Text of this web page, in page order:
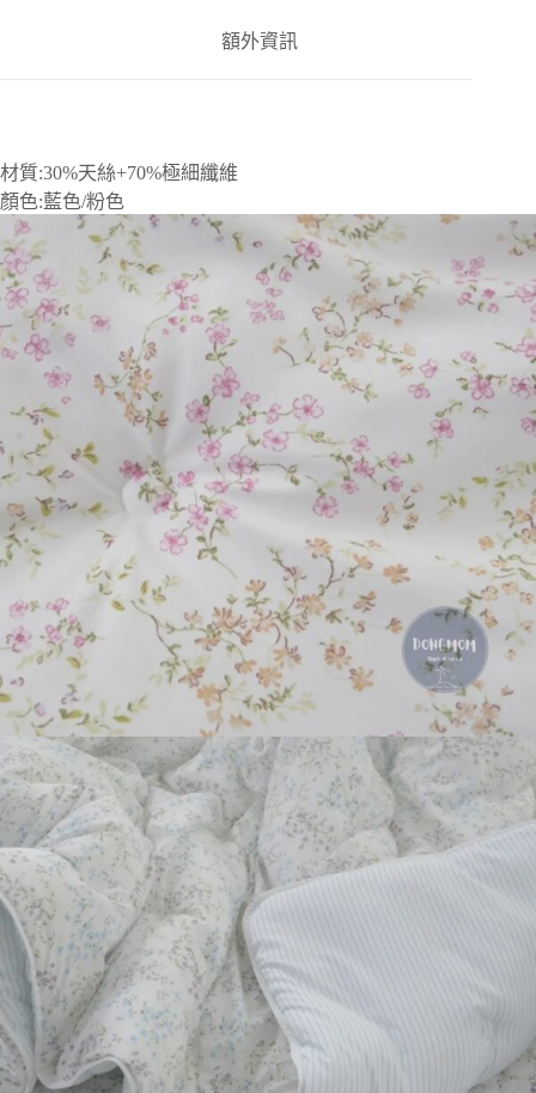
額外資訊
材質:30%天絲+70%極細纖維
顏色:藍色/粉色